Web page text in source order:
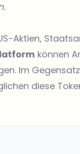
Aktien,
können
Im
diese